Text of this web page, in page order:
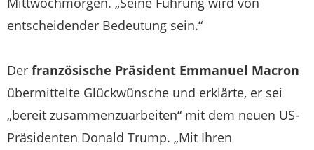
entscheidender Bedeutung sein.“
Der französische Präsident Emmanuel Macron
übermittelte Glückwünsche und erklärte, er sei
„bereit zusammenzuarbeiten“ mit dem neuen US-
Präsidenten Donald Trump. „Mit Ihren